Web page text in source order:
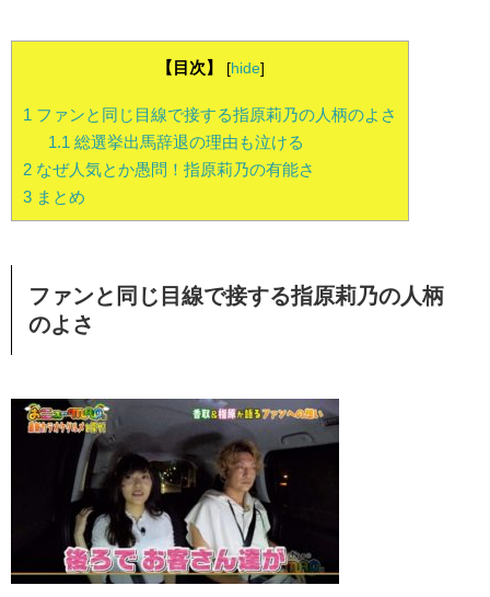
【目次】 [hide]
1 ファンと同じ目線で接する指原莉乃の人柄のよさ
1.1 総選挙出馬辞退の理由も泣ける
2 なぜ人気とか愚問！指原莉乃の有能さ
3 まとめ
ファンと同じ目線で接する指原莉乃の人柄
のよさ